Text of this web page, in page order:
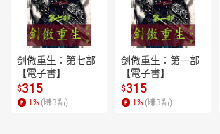
剑傲重生：第七部
【電子書】
$315
1 % (賺3點)
剑傲重生：第一部
【電子書】
$315
1 % (賺3點)